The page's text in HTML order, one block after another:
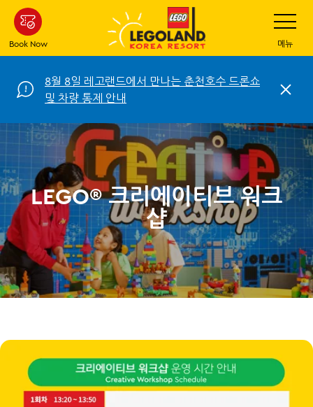
Skip
main
content
Book Now
Toggle
메뉴
8월 8일 레고랜드에서 만나는 춘천호수 드론쇼
및 차량 통제 안내
C
o
LEGO® 크리에이티브 워크
샵